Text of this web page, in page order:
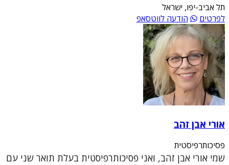
תל אביב-יפו, ישראל
לפרטים
הודעה לווטסאפ
אורי אבן זהב
פסיכותרפיסטית
שמי אורי אבן זהב, ואני פסיכותרפיסטית בעלת תואר שני עם